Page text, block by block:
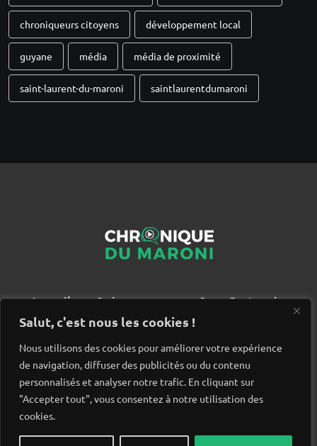
Salut, c'est nous les cookies !
Nous utilisons des cookies pour améliorer votre expérience
de navigation, diffuser des publicités ou du contenu
personnalisés et analyser notre trafic. En cliquant sur
"Accepter tout", vous consentez à notre utilisation des
cookies.
chroniqueurs citoyens développement local
guyane média média de proximité
saint-laurent-du-maroni saintlaurentdumaroni
Accueil Qui sommes nous ?
Partenaires
Contact